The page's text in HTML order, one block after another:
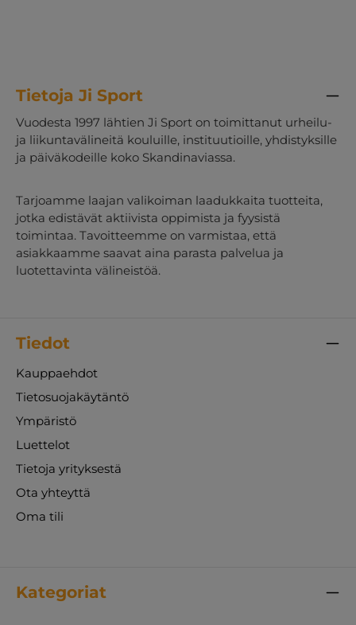
Tietoja Ji Sport
Vuodesta 1997 lähtien Ji Sport on toimittanut urheilu-
ja liikuntavälineitä kouluille, instituutioille, yhdistyksille
ja päiväkodeille koko Skandinaviassa.
Tarjoamme laajan valikoiman laadukkaita tuotteita,
jotka edistävät aktiivista oppimista ja fyysistä
toimintaa. Tavoitteemme on varmistaa, että
asiakkaamme saavat aina parasta palvelua ja
luotettavinta välineistöä.
Tiedot
Kauppaehdot
Tietosuojakäytäntö
Ympäristö
Luettelot
Tietoja yrityksestä
Ota yhteyttä
Oma tili
Kategoriat